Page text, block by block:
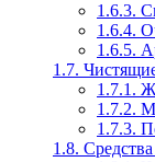
1.6.3.
1.6.4.
1.6.5.
1.7.
1.7.1.
1.7.2.
1.7.3.
1.8.